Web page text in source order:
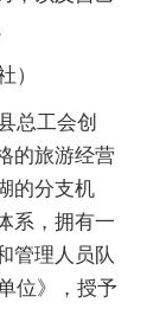
）
总工会创
的旅游经营
的分支机
系，拥有一
管理人员队
位》，授予